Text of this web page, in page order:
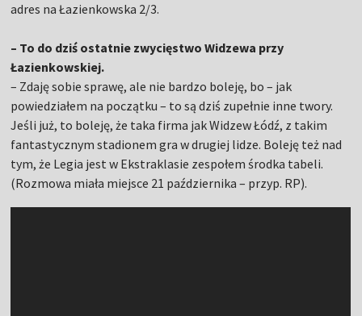
adres na Łazienkowska 2/3.
– To do dziś ostatnie zwycięstwo Widzewa przy
Łazienkowskiej.
– Zdaję sobie sprawę, ale nie bardzo boleję, bo – jak
powiedziałem na początku – to są dziś zupełnie inne twory.
Jeśli już, to boleję, że taka firma jak Widzew Łódź, z takim
fantastycznym stadionem gra w drugiej lidze. Boleję też nad
tym, że Legia jest w Ekstraklasie zespołem środka tabeli.
(Rozmowa miała miejsce 21 października – przyp. RP).